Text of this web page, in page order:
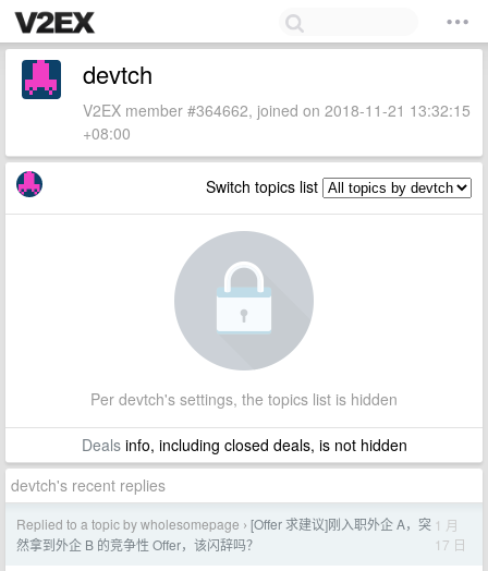
devtch
V2EX member #364662, joined on 2018-11-21 13:32:15
+08:00
Switch topics list
Per devtch's settings, the topics list is hidden
Dealsinfo, including closed deals, is not hidden
devtch's recent replies
Replied to a topic by wholesomepage › [Offer 求建议]刚入职外企 A，突
然拿到外企 B 的竞争性 Offer，该闪辞吗？
1 月
17 日